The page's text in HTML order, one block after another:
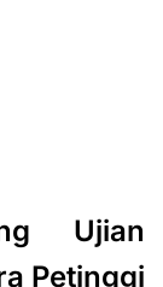
Ujian
Petinggi